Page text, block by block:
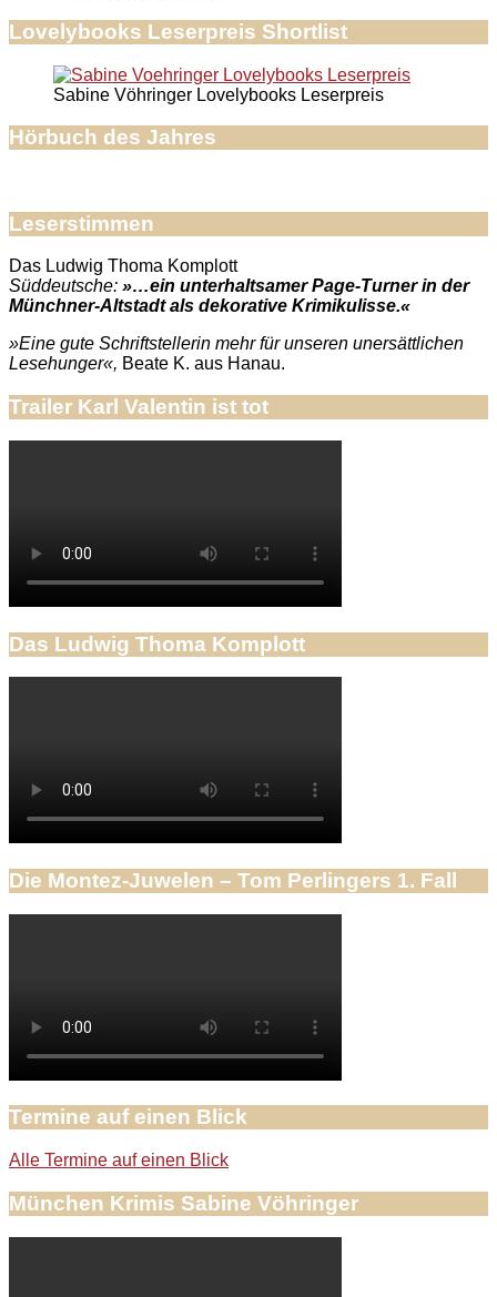
Lovelybooks Leserpreis Shortlist
Sabine Vöhringer Lovelybooks Leserpreis
Hörbuch des Jahres
Leserstimmen
Das Ludwig Thoma Komplott
Süddeutsche: »…ein unterhaltsamer Page-Turner in der
Münchner-Altstadt als dekorative Krimikulisse.«
»Eine gute Schriftstellerin mehr für unseren unersättlichen
Lesehunger«, Beate K. aus Hanau.
Trailer Karl Valentin ist tot
Das Ludwig Thoma Komplott
Die Montez-Juwelen – Tom Perlingers 1. Fall
Termine auf einen Blick
Alle Termine auf einen Blick
München Krimis Sabine Vöhringer